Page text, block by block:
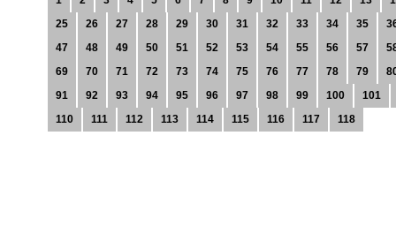
25
26 27 28 29 30 31 32 33 34 35
47
48 49 50 51 52 53 54 55 56 57
69
70 71 72 73 74 75 76 77 78 79
91
92 93 94 95 96 97 98 99 100
101
110
111 112 113 114 115 116 117 118